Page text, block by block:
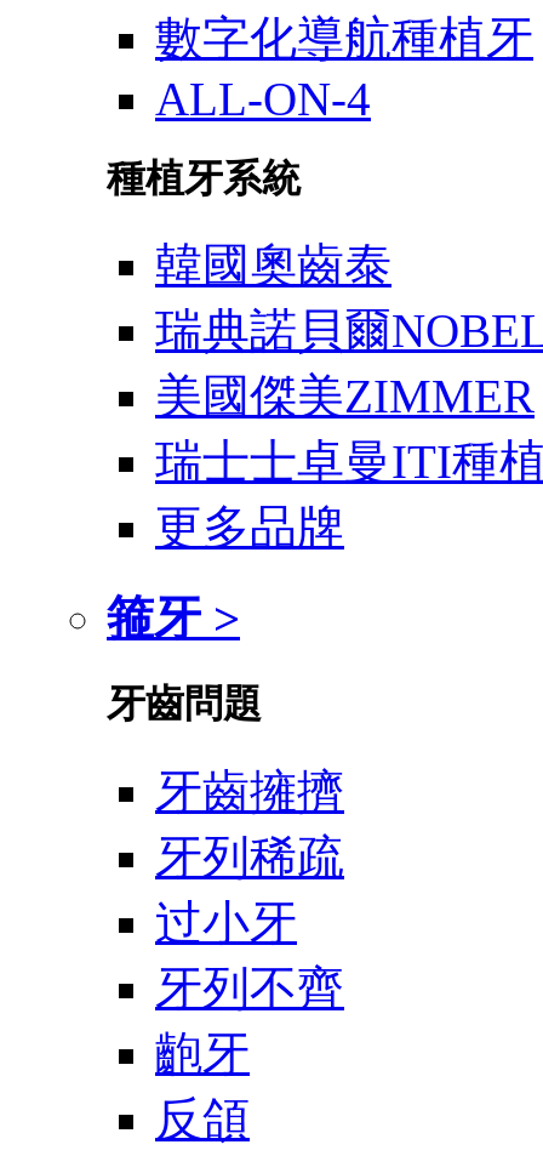
數字化導航種植牙
ALL-ON-4
種植牙系統
韓國奧齒泰
瑞典諾貝爾
美國傑美ZIMMER
瑞士士卓曼ITI種
更多品牌
箍牙 >
牙齒問題
牙齒擁擠
牙列稀疏
过小牙
牙列不齊
齙牙
反頜